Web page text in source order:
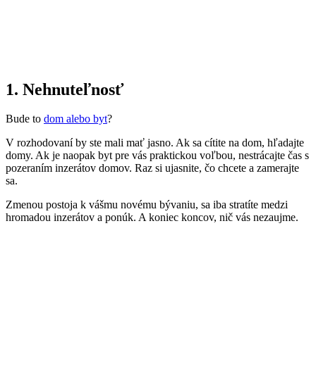
1. Nehnuteľnosť
Bude to dom alebo byt?
V rozhodovaní by ste mali mať jasno. Ak sa cítite na dom, hľadajte
domy. Ak je naopak byt pre vás praktickou voľbou, nestrácajte čas s
pozeraním inzerátov domov. Raz si ujasnite, čo chcete a zamerajte
sa.
Zmenou postoja k vášmu novému bývaniu, sa iba stratíte medzi
hromadou inzerátov a ponúk. A koniec koncov, nič vás nezaujme.